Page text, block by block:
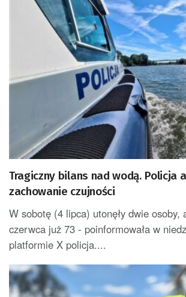
Tragiczny bilans nad wodą. Policja
zachowanie czujności
W sobotę (4 lipca) utonęły dwie osoby,
czerwca już 73 - poinformowała w
platformie X policja....